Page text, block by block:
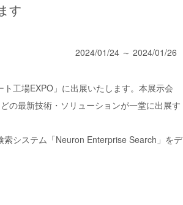
す
2024/01/24 ～ 2024/01/26
工場EXPO」に出展いたします。本展示会
の最新技術・ソリューションが一堂に出展す
システム「Neuron Enterprise Search」をデ